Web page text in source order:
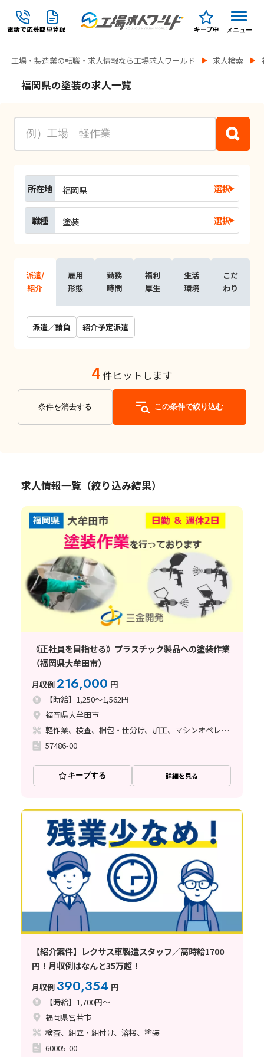
電話で応募簡単登録 キープ中 メニュー
工場・製造業の転職・求人情報なら工場求人ワールド 求人検索
福岡県の塗装の求人一覧
所在地 福岡県 選択
職種 塗装 選択
派遣/
紹介
雇用
形態
勤務
時間
福利
厚生
生活
環境
こだ
わり
派遣／請負 紹介予定派遣
4件ヒットします
条件を消去する この条件で絞り込む
求人情報一覧（絞り込み結果）
《正社員を目指せる》プラスチック製品への塗装作業
（福岡県大牟田市）
月収例216,000 円
【時給】1,250～1,562円
福岡県大牟田市
軽作業、検査、梱包・仕分け、加工、マシンオペレーター、立ち作業、塗装、バリ取り
57486-00
キープする 詳細を見る
【紹介案件】レクサス車製造スタッフ／高時給1700
円！月収例はなんと35万超！
月収例 390,354 円
【時給】1,700円～
福岡県宮若市
検査、組立・組付け、溶接、塗装
60005-00